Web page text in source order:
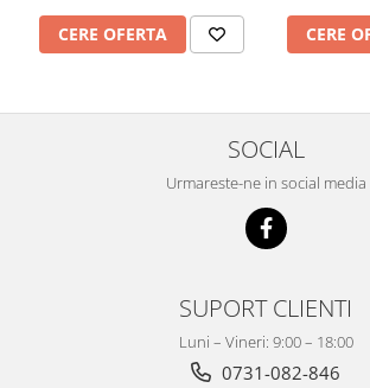
CERE OFERTA CERE
SOCIAL
Urmareste-ne in social media
SUPORT CLIENTI
Luni – Vineri: 9:00 – 18:00
0731-082-846